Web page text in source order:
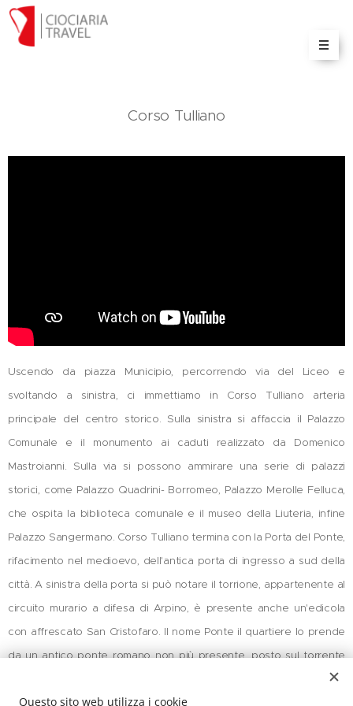
Corso Tulliano
Uscendo da piazza Municipio, percorrendo via del Liceo e
svoltando a sinistra, ci immettiamo in Corso Tulliano arteria
principale del centro storico. Sulla sinistra si affaccia il Palazzo
Comunale e il monumento ai caduti realizzato da Domenico
Mastroianni. Sulla via si possono ammirare una serie di palazzi
storici, come Palazzo Quadrini- Borromeo, Palazzo Merolle Felluca,
che ospita la biblioteca comunale e il museo della Liuteria, infine
Palazzo Sangermano. Corso Tulliano termina con la Porta del Ponte,
rifacimento nel medioevo, dell'antica porta di ingresso a sud della
città. A sinistra della porta si può notare il torrione, appartenente al
circuito murario a difesa di Arpino, è presente anche un'edicola
con affrescato San Cristofaro. Il nome Ponte il quartiere lo prende
da un antico ponte romano non più presente, posto sul torrente
Rio Vetus, chiamato anche popolarmente Rivieto. Subito dopo la
porta a sinistra incontriamo un'altra pagina del libro di pietra, poco
Questo sito web utilizza i cookie